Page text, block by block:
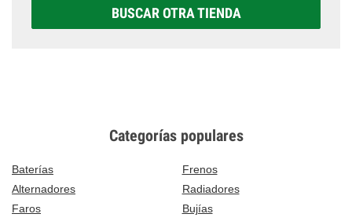
BUSCAR OTRA TIENDA
Categorías populares
Baterías
Frenos
Alternadores
Radiadores
Faros
Bujías